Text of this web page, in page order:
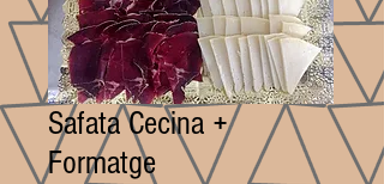
Safata Cecina +
Formatge